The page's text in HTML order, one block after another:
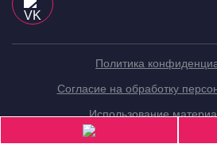
Политика
Согласие на обработку
Использование